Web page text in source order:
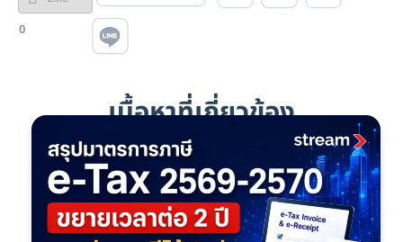
0
เนื้อหาที่เกี่ยวข้อง